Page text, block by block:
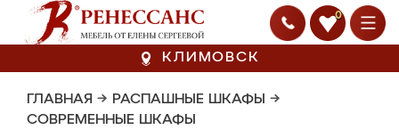
0
КЛИМОВСК
ГЛАВНАЯ → РАСПАШНЫЕ ШКАФЫ →
СОВРЕМЕННЫЕ ШКАФЫ